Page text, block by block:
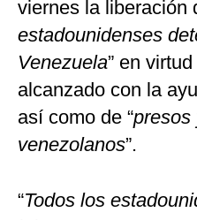
viernes la liberación
estadounidenses
Venezuela” en
alcanzado con la
así como de “presos
venezolanos”.
“Todos los